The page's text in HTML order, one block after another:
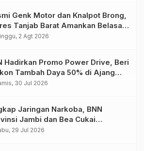
Genk Motor dan Knalpot Brong,
Tanjab Barat Amankan Belasan
2 Agt 2026
Hadirkan Promo Power Drive, Beri
Tambah Daya 50% di Ajang
2026
30 Jul 2026
Jaringan Narkoba, BNN
Jambi dan Bea Cukai
Sembilan Pelaku beserta
29 Jul 2026